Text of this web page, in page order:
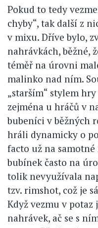
Pokud to tedy
chyby“, tak další z
v mixu. Dříve bylo,
nahrávkách, běžné,
téměř na úrovni
malinko nad ním.
„starším“ stylem
zejména u hráčů v
bubeníci v běžných
hráli dynamicky o
facto už na
bubínek často na
tolik nevyužívala
tzv. rimshot, což je
Když vezmu v
nahrávek, ač se s